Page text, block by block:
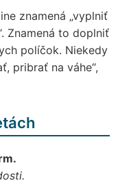
znamená „vyplniť
Znamená to doplniť
políčok. Niekedy
pribrať na váhe“,